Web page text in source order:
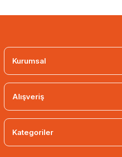
Kurumsal
Alışveriş
Kategoriler